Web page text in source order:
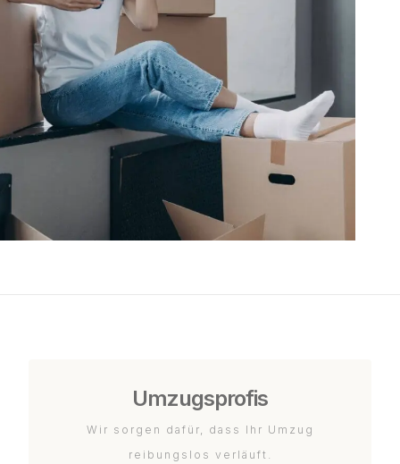
Umzugsprofis
Wir sorgen dafür, dass Ihr Umzug
reibungslos verläuft.